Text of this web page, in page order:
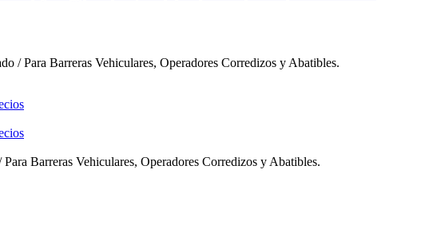
/ Para Barreras Vehiculares, Operadores Corredizos y Abatibles.